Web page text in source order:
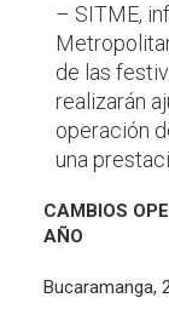
– SITME,
de las
realizarán
operación
una
CAMBIOS
AÑO
Bucaramanga,